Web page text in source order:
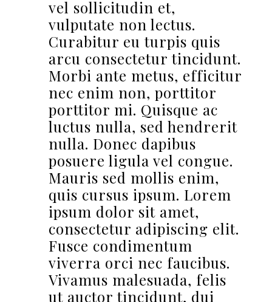
vel sollicitudin et,
vulputate non lectus.
Curabitur eu turpis quis
arcu consectetur tincidunt.
Morbi ante metus, efficitur
nec enim non, porttitor
porttitor mi. Quisque ac
luctus nulla, sed hendrerit
nulla. Donec dapibus
posuere ligula vel congue.
Mauris sed mollis enim,
quis cursus ipsum. Lorem
ipsum dolor sit amet,
consectetur adipiscing elit.
Fusce condimentum
viverra orci nec faucibus.
Vivamus malesuada, felis
ut auctor tincidunt, dui